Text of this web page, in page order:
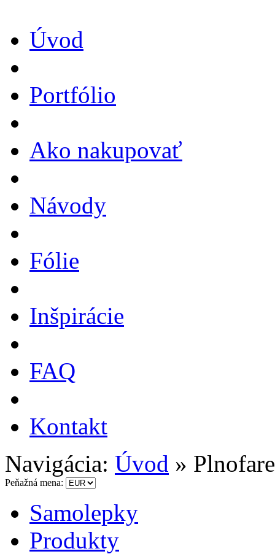
Úvod
Portfólio
Ako nakupovať
Návody
Fólie
Inšpirácie
FAQ
Kontakt
Navigácia: Úvod »
Peňažná mena:
Samolepky
Produkty